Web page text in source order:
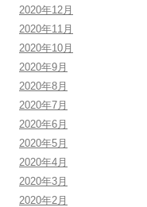
2020年12月
2020年11月
2020年10月
2020年9月
2020年8月
2020年7月
2020年6月
2020年5月
2020年4月
2020年3月
2020年2月